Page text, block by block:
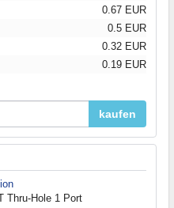
0.67 EUR
0.5 EUR
0.32 EUR
0.19 EUR
kaufen
Thru-Hole 1 Port